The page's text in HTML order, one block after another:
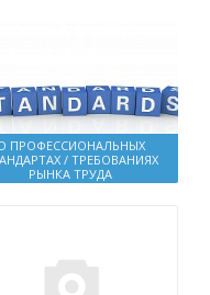
ПРОФЕССИОНАЛЬНЫХ
/ ТРЕБОВАНИЯХ
РЫНКА ТРУДА